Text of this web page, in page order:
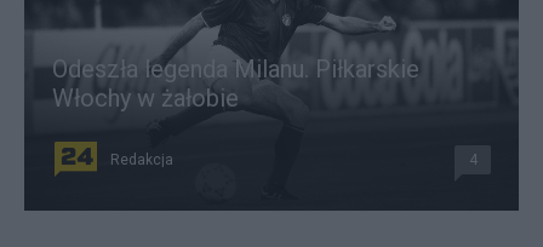
Odeszła legenda Milanu. Piłkarskie
Włochy w żałobie
Redakcja 4